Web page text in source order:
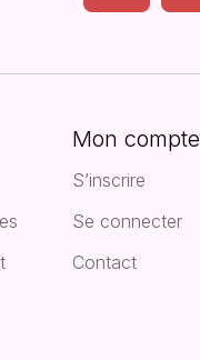
Mon compte
S’inscrire
Se connecter
Contact